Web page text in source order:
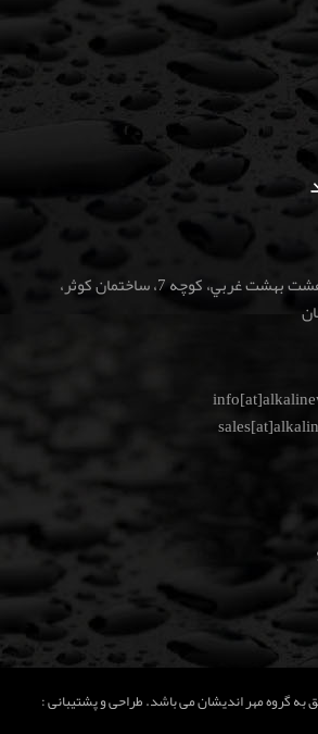
اصفهان، خيابان هشت بهشت غربي، كوچه 7، ساختمان كوثر،
به گروه مهر اندیشان می باشد. طراحی و پشتیبانی :